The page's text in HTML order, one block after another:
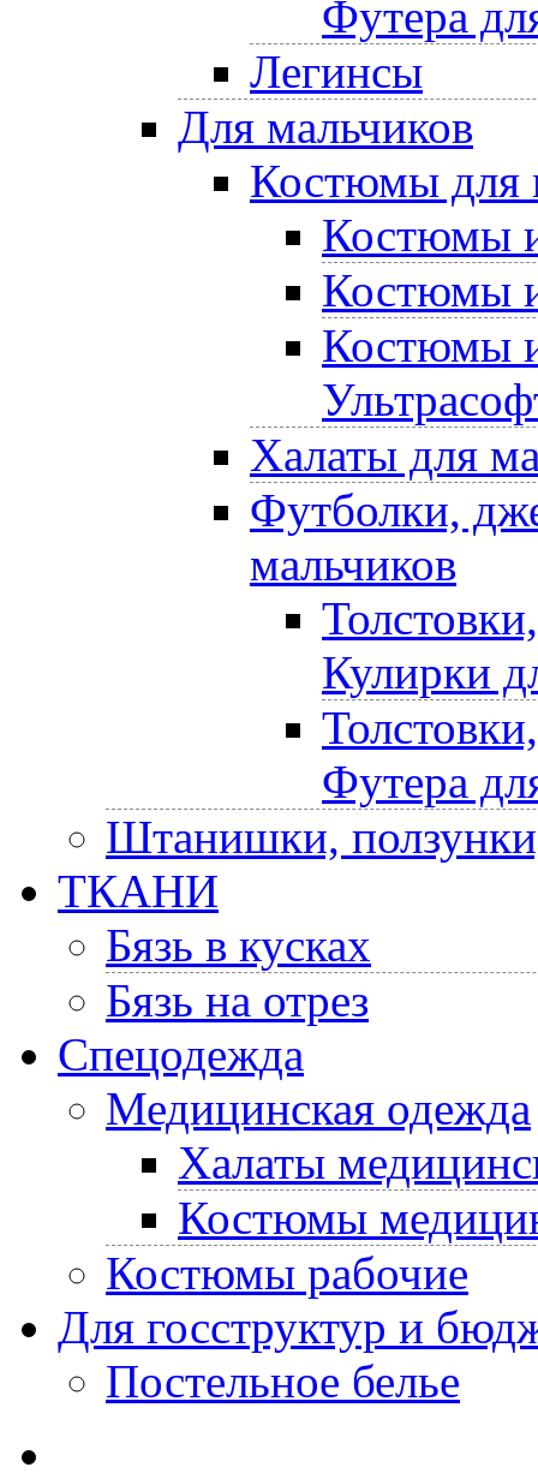
Футера
Легинсы
Для мальчиков
Костюмы для
Костюмы
Костюмы
Костюмы
Халаты для
Футболки,
мальчиков
Кулирки
Футера
Штанишки,
ТКАНИ
Бязь в кусках
Бязь на отрез
Спецодежда
Медицинская одежда
Халаты
Костюмы
Костюмы рабочие
Для госструктур и
Постельное белье